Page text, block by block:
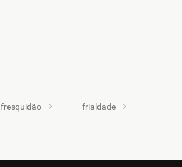
fresquidão frialdade